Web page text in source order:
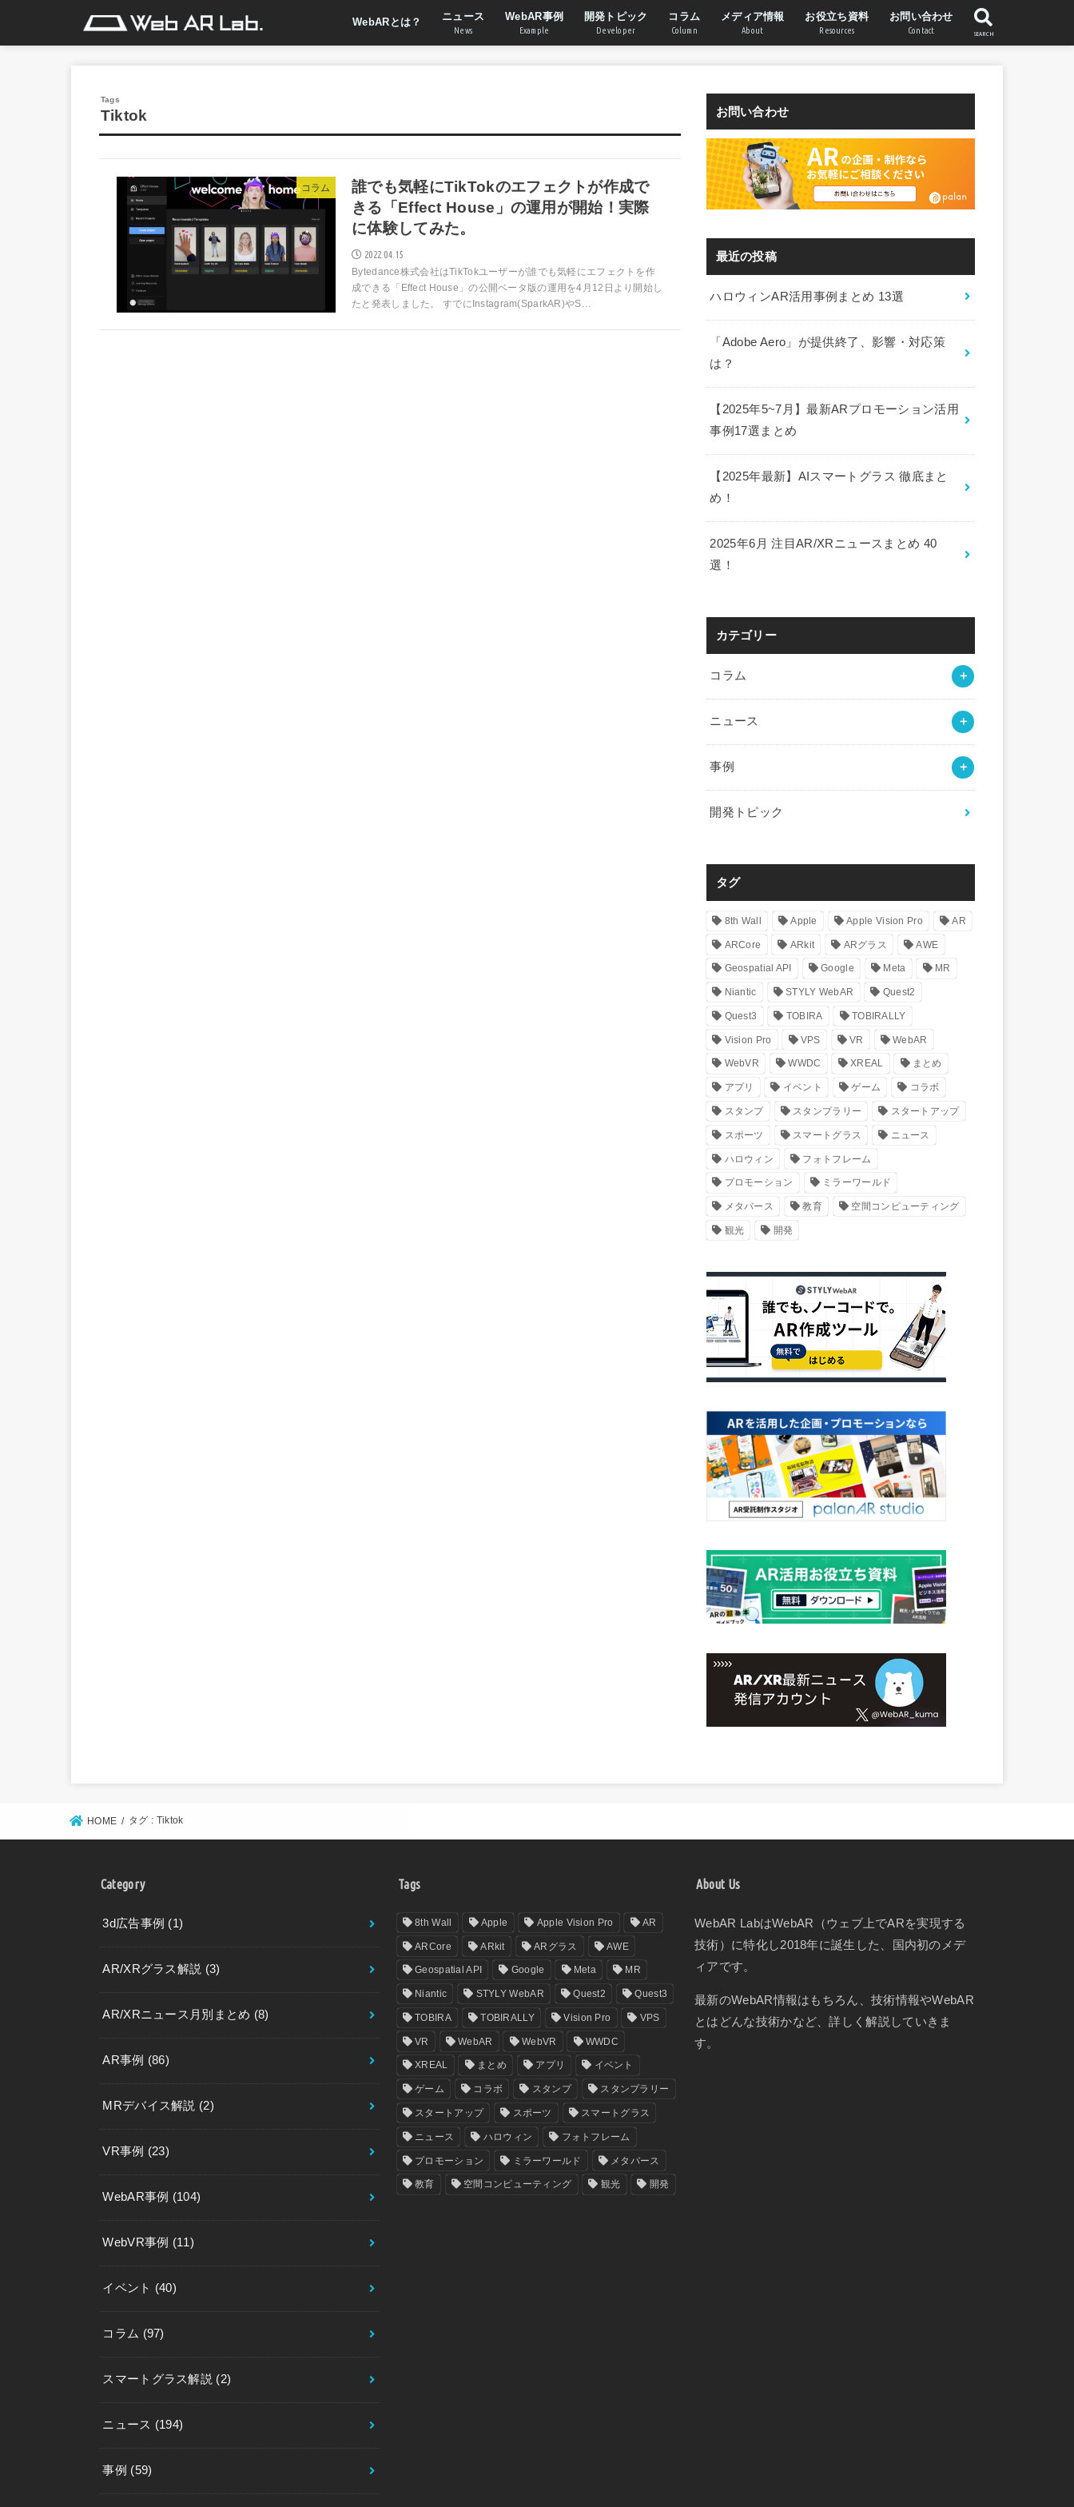
WebARとは？ ニュース
News
WebAR事例
Example
開発トピック
Developer
コラム
Column
メディア情報
About
お役立ち資料
Resources
お問い合わせ
Contact SEARCH
Tiktok
コラム
誰でも気軽にTikTokのエフェクトが作成で
きる「Effect House」の運用が開始！実際
に体験してみた。
2022.04.15
Bytedance株式会社はTikTokユーザーが誰でも気軽にエフェクトを作
成できる「Effect House」の公開ベータ版の運用を4月12日より開始し
たと発表しました。 すでにInstagram(SparkAR)やS…
お問い合わせ
最近の投稿
ハロウィンAR活用事例まとめ 13選
「Adobe Aero」が提供終了、影響・対応策
は？
【2025年5~7月】最新ARプロモーション活用
事例17選まとめ
【2025年最新】AIスマートグラス 徹底まと
め！
2025年6月 注目AR/XRニュースまとめ 40
選！
カテゴリー
コラム
ニュース
事例
開発トピック
タグ
8th Wall Apple Apple Vision Pro AR
ARCore ARkit ARグラス AWE
Geospatial API Google Meta MR
Niantic STYLY WebAR Quest2
Quest3 TOBIRA TOBIRALLY
Vision Pro VPS VR WebAR
WebVR WWDC XREAL まとめ
アプリ イベント ゲーム コラボ
スタンプ スタンプラリー スタートアップ
スポーツ スマートグラス ニュース
ハロウィン フォトフレーム
プロモーション ミラーワールド
メタバース 教育 空間コンピューティング
観光 開発
HOME タグ : Tiktok
Category
3d広告事例 (1)
AR/XRグラス解説 (3)
AR/XRニュース月別まとめ (8)
AR事例 (86)
MRデバイス解説 (2)
VR事例 (23)
WebAR事例 (104)
WebVR事例 (11)
イベント (40)
コラム (97)
スマートグラス解説 (2)
ニュース (194)
事例 (59)
Tags
8th Wall Apple Apple Vision Pro AR
ARCore ARkit ARグラス AWE
Geospatial API Google Meta MR
Niantic STYLY WebAR Quest2 Quest3
TOBIRA TOBIRALLY Vision Pro VPS
VR WebAR WebVR WWDC
XREAL まとめ アプリ イベント
ゲーム コラボ スタンプ スタンプラリー
スタートアップ スポーツ スマートグラス
ニュース ハロウィン フォトフレーム
プロモーション ミラーワールド メタバース
教育 空間コンピューティング 観光 開発
About Us
WebAR LabはWebAR（ウェブ上でARを実現する
技術）に特化し2018年に誕生した、国内初のメデ
ィアです。
最新のWebAR情報はもちろん、技術情報やWebAR
とはどんな技術かなど、詳しく解説していきま
す。